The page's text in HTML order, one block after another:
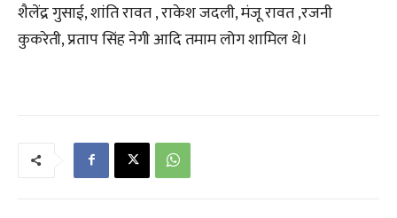
शैलेंद्र गुसाई, शांति रावत , राकेश जदली, मंजू रावत ,रजनी
कुकरेती, प्रताप सिंह नेगी आदि तमाम लोग शामिल थे।